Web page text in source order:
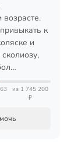
возрасте.
к
и
из 1 745 200
₽